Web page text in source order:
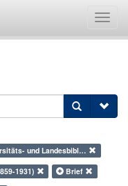
und Landesbibl…
1931)
Brief